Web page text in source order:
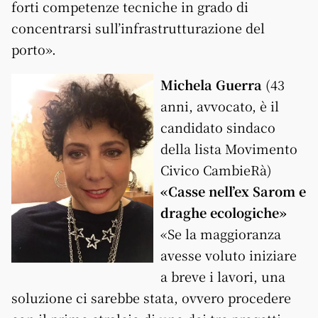
forti competenze tecniche in grado di
concentrarsi sull’infrastrutturazione del
porto».
Michela Guerra (43
anni, avvocato, è il
candidato sindaco
della lista Movimento
Civico CambieRà)
«Casse nell’ex Sarom e
draghe ecologiche»
«Se la maggioranza
avesse voluto iniziare
a breve i lavori, una
soluzione ci sarebbe stata, ovvero procedere